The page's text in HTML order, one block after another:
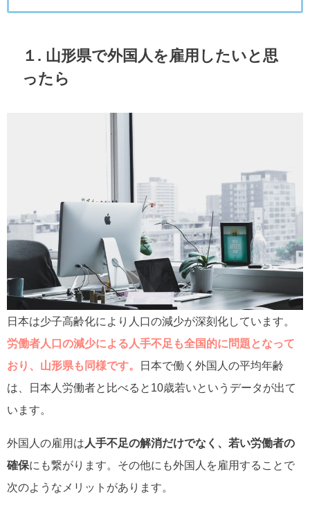
１. 山形県で外国人を雇用したいと思
ったら
日本は少子高齢化により人口の減少が深刻化しています。
労働者人口の減少による人手不足も全国的に問題となって
おり、山形県も同様です。
日本で働く外国人の平均年齢
は、日本人労働者と比べると10歳若いというデータが出て
います。
外国人の雇用は 人手不足の解消だけでなく、若い労働者の
確保にも繋がります。その他にも外国人を雇用することで
次のようなメリットがあります。